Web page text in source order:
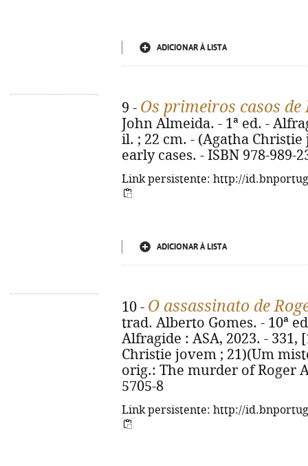
ADICIONAR À LISTA
9 - Os primeiros casos de
John Almeida. - 1ª ed. -
il. ; 22 cm. - (Agatha
early cases. - ISBN 978-989-
Link persistente: http://
ADICIONAR À LISTA
10 - O assassinato de
trad. Alberto Gomes. - 10ª
Alfragide : ASA, 2023. - 331,
Christie jovem ; 21)(Um
orig.: The murder of Roger
5705-8
Link persistente: http://